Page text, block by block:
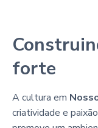
forte
A cultura em
criatividade e